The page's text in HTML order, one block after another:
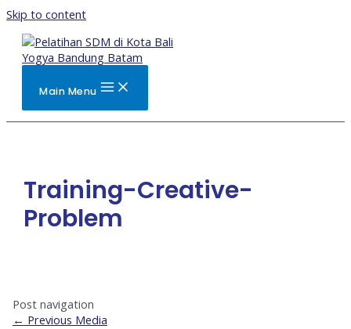
Skip to content
Main Menu
Training-Creative-
Problem
Post navigation
← Previous Media